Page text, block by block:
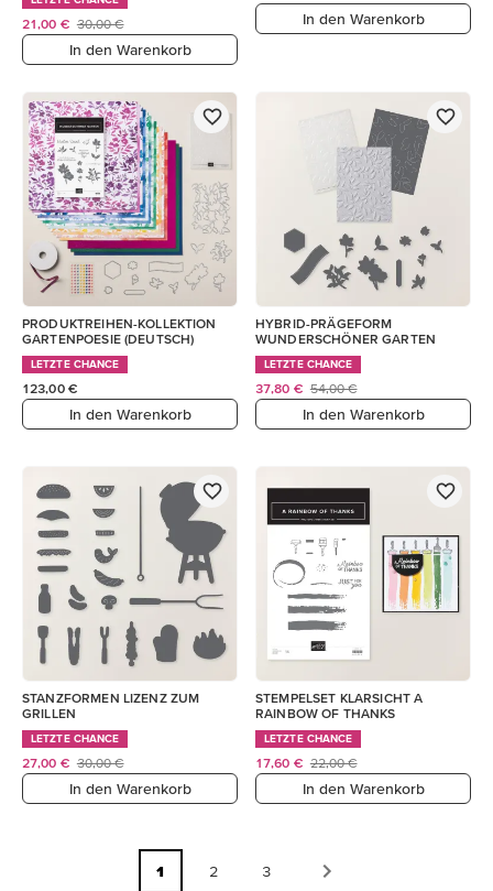
21,00 € 30,00 €
In den Warenkorb
In den Warenkorb
PRODUKTREIHEN-KOLLEKTION
GARTENPOESIE (DEUTSCH)
LETZTE CHANCE
123,00 €
In den Warenkorb
HYBRID-PRÄGEFORM
WUNDERSCHÖNER GARTEN
LETZTE CHANCE
37,80 € 54,00 €
In den Warenkorb
STANZFORMEN LIZENZ ZUM
GRILLEN
LETZTE CHANCE
27,00 € 30,00 €
In den Warenkorb
STEMPELSET KLARSICHT A
RAINBOW OF THANKS
LETZTE CHANCE
17,60 € 22,00 €
In den Warenkorb
1 2 3